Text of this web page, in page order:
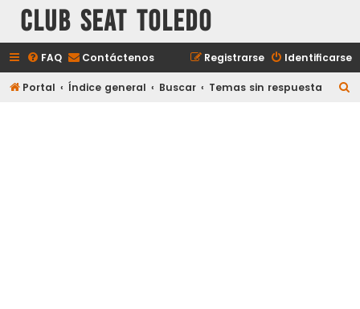
Club Seat Toledo
FAQ Contáctenos Identificarse
Registrarse
Portal Índice general Buscar Temas sin respuesta